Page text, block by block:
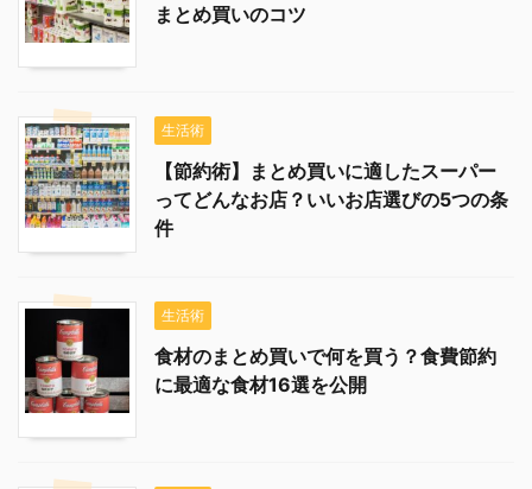
まとめ買いのコツ
生活術
【節約術】まとめ買いに適したスーパー
ってどんなお店？いいお店選びの5つの条
件
生活術
食材のまとめ買いで何を買う？食費節約
に最適な食材16選を公開